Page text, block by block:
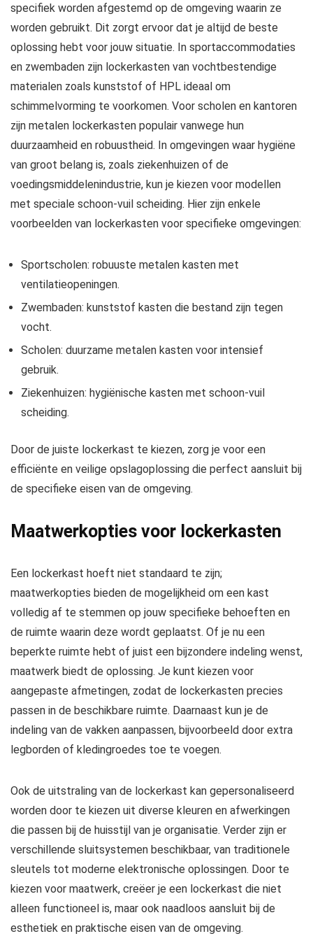
specifiek worden afgestemd op de omgeving waarin ze
worden gebruikt. Dit zorgt ervoor dat je altijd de beste
oplossing hebt voor jouw situatie. In sportaccommodaties
en zwembaden zijn lockerkasten van vochtbestendige
materialen zoals kunststof of HPL ideaal om
schimmelvorming te voorkomen. Voor scholen en kantoren
zijn metalen lockerkasten populair vanwege hun
duurzaamheid en robuustheid. In omgevingen waar hygiëne
van groot belang is, zoals ziekenhuizen of de
voedingsmiddelenindustrie, kun je kiezen voor modellen
met speciale schoon-vuil scheiding. Hier zijn enkele
voorbeelden van lockerkasten voor specifieke omgevingen:
Sportscholen: robuuste metalen kasten met
ventilatieopeningen.
Zwembaden: kunststof kasten die bestand zijn tegen
vocht.
Scholen: duurzame metalen kasten voor intensief
gebruik.
Ziekenhuizen: hygiënische kasten met schoon-vuil
scheiding.
Door de juiste lockerkast te kiezen, zorg je voor een
efficiënte en veilige opslagoplossing die perfect aansluit bij
de specifieke eisen van de omgeving.
Maatwerkopties voor lockerkasten
Een lockerkast hoeft niet standaard te zijn;
maatwerkopties bieden de mogelijkheid om een kast
volledig af te stemmen op jouw specifieke behoeften en
de ruimte waarin deze wordt geplaatst. Of je nu een
beperkte ruimte hebt of juist een bijzondere indeling wenst,
maatwerk biedt de oplossing. Je kunt kiezen voor
aangepaste afmetingen, zodat de lockerkasten precies
passen in de beschikbare ruimte. Daarnaast kun je de
indeling van de vakken aanpassen, bijvoorbeeld door extra
legborden of kledingroedes toe te voegen.
Ook de uitstraling van de lockerkast kan gepersonaliseerd
worden door te kiezen uit diverse kleuren en afwerkingen
die passen bij de huisstijl van je organisatie. Verder zijn er
verschillende sluitsystemen beschikbaar, van traditionele
sleutels tot moderne elektronische oplossingen. Door te
kiezen voor maatwerk, creëer je een lockerkast die niet
alleen functioneel is, maar ook naadloos aansluit bij de
esthetiek en praktische eisen van de omgeving.